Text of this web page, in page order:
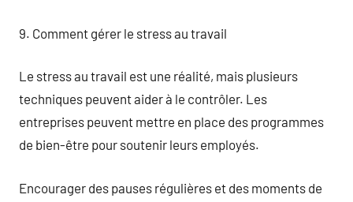
9. Comment gérer le stress au travail
Le stress au travail est une réalité, mais plusieurs
techniques peuvent aider à le contrôler. Les
entreprises peuvent mettre en place des programmes
de bien-être pour soutenir leurs employés.
Encourager des pauses régulières et des moments de